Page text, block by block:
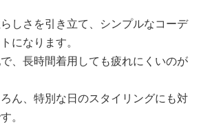
しさを引き立て、シンプルなコーデ
になります。
、長時間着用しても疲れにくいのが
ん、特別な日のスタイリングにも対
。